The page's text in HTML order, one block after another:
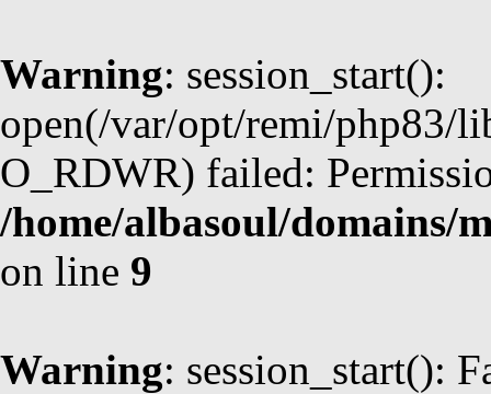
Warning: session_start():
open(/var/opt/remi/php83/
O_RDWR) failed:
/home/albasoul/domains/
on line 9
Warning: session_start():